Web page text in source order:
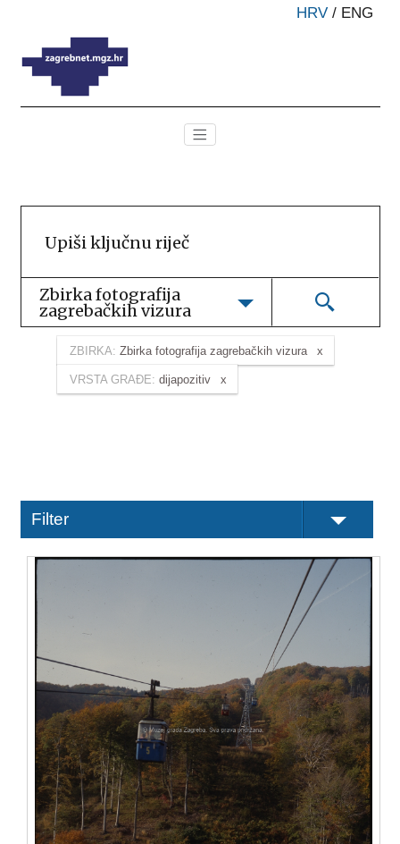
HRV / ENG
Zbirka fotografija
zagrebačkih vizura
ZBIRKA: Zbirka fotografija zagrebačkih vizura
VRSTA GRAĐE: dijapozitiv
Filter